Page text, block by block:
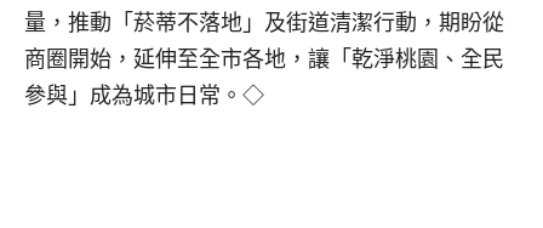
量，推動「菸蒂不落地」及街道清潔行動，期盼從
商圈開始，延伸至全市各地，讓「乾淨桃園、全民
參與」成為城市日常。◇